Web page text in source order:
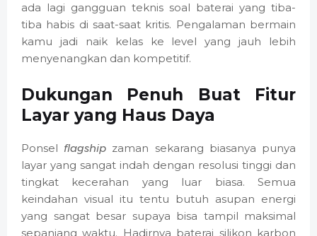
ada lagi gangguan teknis soal baterai yang tiba-
tiba habis di saat-saat kritis. Pengalaman bermain
kamu jadi naik kelas ke level yang jauh lebih
menyenangkan dan kompetitif.
Dukungan Penuh Buat Fitur
Layar yang Haus Daya
Ponsel flagship zaman sekarang biasanya punya
layar yang sangat indah dengan resolusi tinggi dan
tingkat kecerahan yang luar biasa. Semua
keindahan visual itu tentu butuh asupan energi
yang sangat besar supaya bisa tampil maksimal
sepanjang waktu. Hadirnya baterai silikon karbon